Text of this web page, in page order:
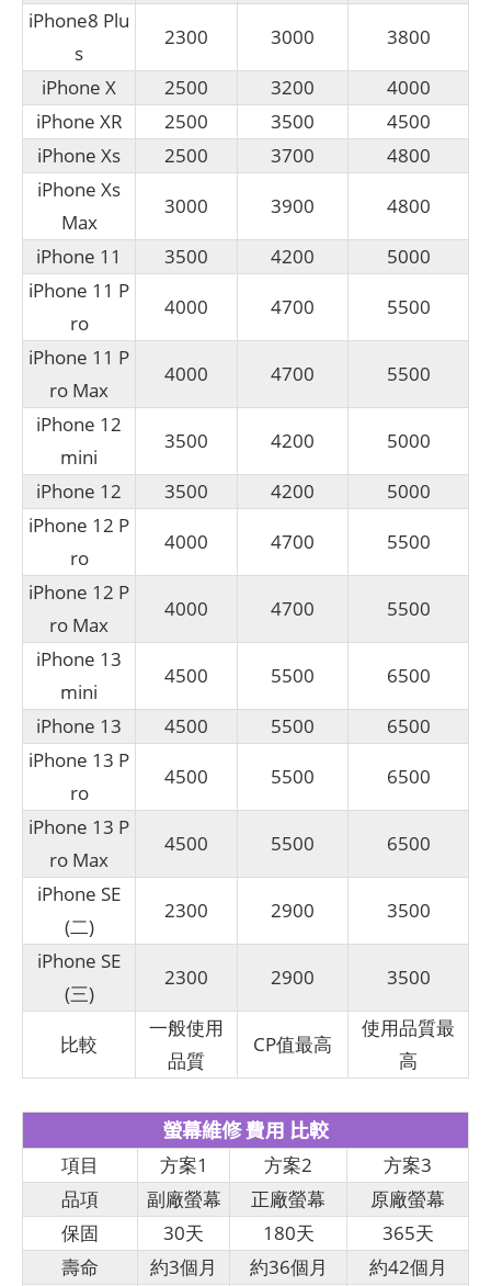
iPhone8 Plu
s
2300 3000
3800
iPhone X
2500 3200
4000
iPhone XR
2500 3500
4500
iPhone Xs
2500 3700
4800
iPhone Xs
Max
3000 3900
4800
iPhone 11
3500 4200
5000
iPhone 11 P
ro
4000 4700
5500
iPhone 11 P
ro Max
4000 4700
5500
iPhone 12
mini
3500 4200
5000
iPhone 12
3500 4200
5000
iPhone 12 P
ro
4000 4700
5500
iPhone 12 P
ro Max
4000 4700
5500
iPhone 13
mini
4500 5500
6500
iPhone 13
4500 5500
6500
iPhone 13 P
ro
4500 5500
6500
iPhone 13 P
ro Max
4500 5500
6500
iPhone SE
(二)
2300 2900
3500
iPhone SE
(三)
2300 2900 3500
比較
一般使用
品質
CP值最高
使用品質最
高
螢幕維修 費用 比較
項目 方案1 方案2
方案3
品項
副廠螢幕 正廠螢幕
原廠螢幕
保固
30天 180天
365天
壽命
約3個月 約36個月 約42個月